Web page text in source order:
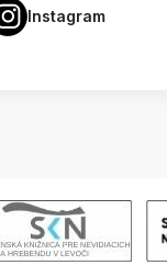
Instagram